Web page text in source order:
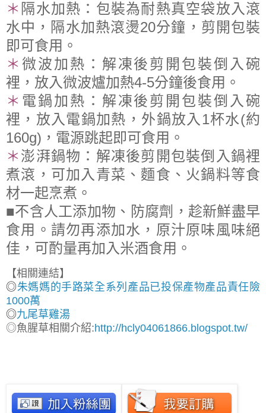
＊ 隔水加熱 ： 包裝為耐熱真空袋放入滾
水中，隔水加熱滾燙20分鐘，剪開包裝
即可食用。
＊ 微波加熱 ： 解凍後剪開包裝倒入碗
裡，放入微波爐加熱4-5分鐘後食用。
＊ 電鍋加熱 ： 解凍後剪開包裝倒入碗
裡，放入電鍋加熱，外鍋放入1杯水(約
160g)，電源跳起即可食用。
＊ 澎湃鍋物 ： 解凍後剪開包裝倒入鍋裡
煮滾 ，可加入青菜 、麵食 、火鍋料等食
材一起烹煮 。
■不含人工添加物、防腐劑，趁新鮮盡早
食用。請勿再添加水，原汁原味風味絕
佳 ，可酌量再加入米酒食用 。
【相關連結】
◎朱媽媽的手路菜全系列產品已投保產物產品責任險
1000萬
◎九尾草雞湯
◎魚腥草相關介紹:http://hcly04061866.blogspot.tw/